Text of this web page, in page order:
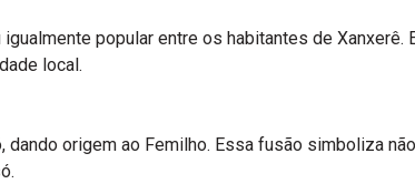
popular entre os habitantes de Xanxerê.
local.
origem ao Femilho. Essa fusão simboliza